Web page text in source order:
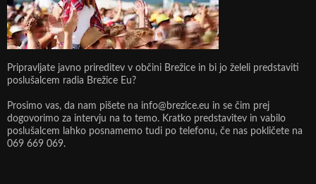
Pripravljate javno prireditev v občini Brežice in bi jo želeli predstaviti
poslušalcem radia Brežice Eu?
Prosimo vas, da nam pišete na info@brezice.eu in se čim prej
dogovorimo za intervju na to temo. Kratko predstavitev in vabilo
poslušalcem lahko posnamemo tudi po telefonu, če nas pokličete na
069 669 069.